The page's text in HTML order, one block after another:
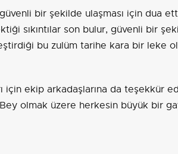
güvenli bir şekilde ulaşması için dua
sıkıntılar son bulur, güvenli bir
bu zulüm tarihe kara bir leke
için ekip arkadaşlarına da teşekkür
Bey olmak üzere herkesin büyük bir